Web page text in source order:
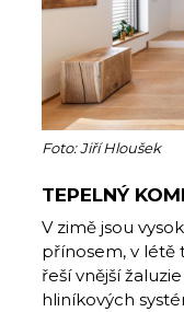
Foto: Jiří Hloušek
TEPELNÝ
V zimě jsou
přínosem, v létě
řeší vnější
hliníkových